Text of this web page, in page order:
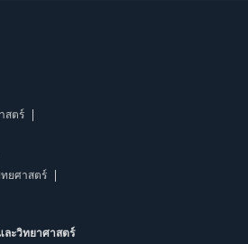
สตร์
ยศาสตร์
ะวิทยาศาสตร์